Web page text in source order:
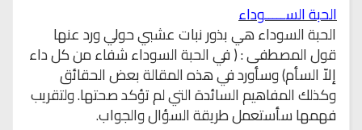
الحبةالســـــوداء
الحبة السوداء هي بذور نبات عشبي حولي ورد عنها
قول المصطفى : ( في الحبة السوداء شفاء من كل داء
إلاّ السأم) وسأورد في هذه المقالة بعض الحقائق
وكذلك المفاهيم السائدة التي لم تؤكد صحتها. ولتقريب
فهمها سأستعمل طريقة السؤال والجواب.